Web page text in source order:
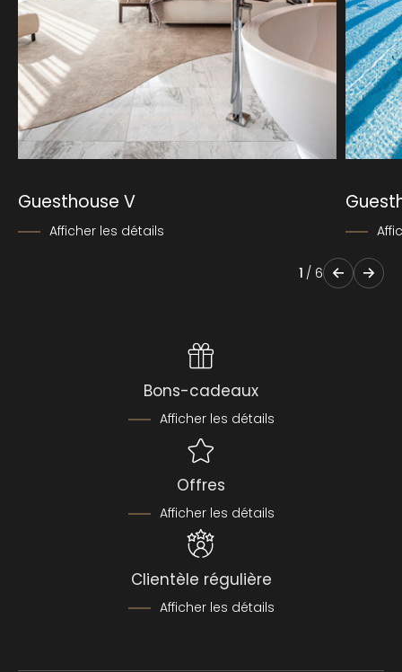
Guesthouse V
Afficher les détails
1 / 6
Bons-cadeaux
Afficher les détails
Offres
Afficher les détails
Clientèle régulière
Afficher les détails